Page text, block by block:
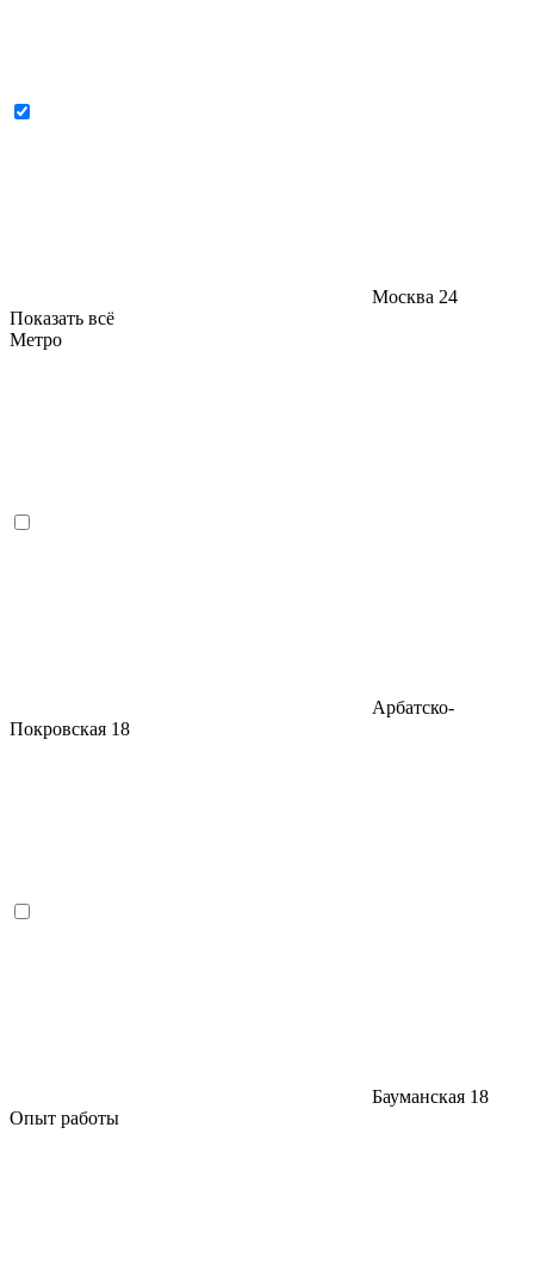
Москва 24
Показать всё
Метро
Арбатско-
Покровская 18
Бауманская 18
Опыт работы